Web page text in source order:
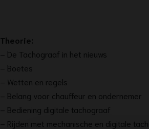
Theorie:
– De Tachograaf in het nieuws
– Boetes
– Wetten en regels
– Belang voor chauffeur en ondernemer
– Bediening digitale tachograaf
– Rijden met mechanische en digitale